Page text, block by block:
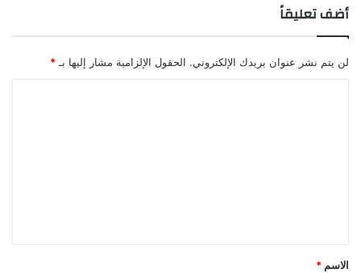
أضف تعليقاً
لن يتم نشر عنوان بريدك الإلكتروني. الحقول الإلزامية مشار إليها بـ*
*
الاسم *